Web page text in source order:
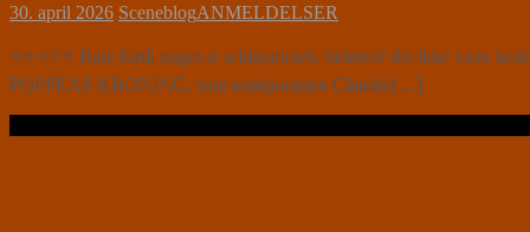
30. april 2026 SceneblogANMELDELSER
⭐⭐⭐⭐⭐ Bare fordi noget er ældgammelt, behøver det ikke være
POPPEAS KRONING, som komponisten Claudio[…]